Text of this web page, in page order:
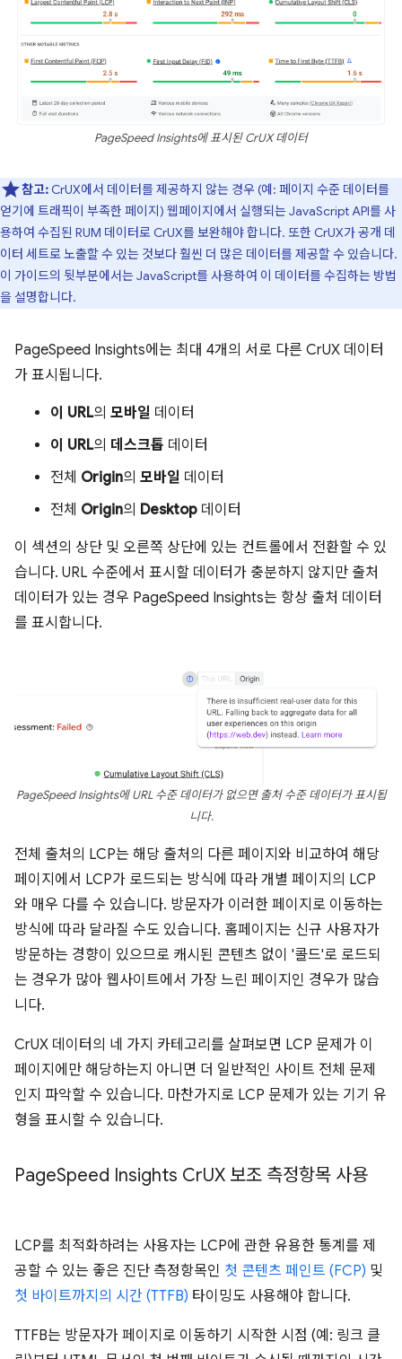
PageSpeed Insights에 표시된 CrUX 데이터
참고: CrUX에서 데이터를 제공하지 않는 경우 (예: 페이지 수준 데이터를
얻기에 트래픽이 부족한 페이지) 웹페이지에서 실행되는 JavaScript API를 사
용하여 수집된 RUM 데이터로 CrUX를 보완해야 합니다. 또한 CrUX가 공개 데
이터 세트로 노출할 수 있는 것보다 훨씬 더 많은 데이터를 제공할 수 있습니다.
이 가이드의 뒷부분에서는 JavaScript를 사용하여 이 데이터를 수집하는 방법
을 설명합니다.
PageSpeed Insights에는 최대 4개의 서로 다른 CrUX 데이터
가 표시됩니다.
이 URL의 모바일 데이터
이 URL의 데스크톱 데이터
전체 Origin의 모바일 데이터
전체 Origin의 Desktop 데이터
이 섹션의 상단 및 오른쪽 상단에 있는 컨트롤에서 전환할 수 있
습니다. URL 수준에서 표시할 데이터가 충분하지 않지만 출처
데이터가 있는 경우 PageSpeed Insights는 항상 출처 데이터
를 표시합니다.
PageSpeed Insights에 URL 수준 데이터가 없으면 출처 수준 데이터가 표시됩
니다.
전체 출처의 LCP는 해당 출처의 다른 페이지와 비교하여 해당
페이지에서 LCP가 로드되는 방식에 따라 개별 페이지의 LCP
와 매우 다를 수 있습니다. 방문자가 이러한 페이지로 이동하는
방식에 따라 달라질 수도 있습니다. 홈페이지는 신규 사용자가
방문하는 경향이 있으므로 캐시된 콘텐츠 없이 '콜드'로 로드되
는 경우가 많아 웹사이트에서 가장 느린 페이지인 경우가 많습
니다.
CrUX 데이터의 네 가지 카테고리를 살펴보면 LCP 문제가 이
페이지에만 해당하는지 아니면 더 일반적인 사이트 전체 문제
인지 파악할 수 있습니다. 마찬가지로 LCP 문제가 있는 기기 유
형을 표시할 수 있습니다.
PageSpeed Insights CrUX 보조 측정항목 사용
LCP를 최적화하려는 사용자는 LCP에 관한 유용한 통계를 제
공할 수 있는 좋은 진단 측정항목인 첫 콘텐츠 페인트 (FCP) 및
첫 바이트까지의 시간 (TTFB) 타이밍도 사용해야 합니다.
TTFB는 방문자가 페이지로 이동하기 시작한 시점 (예: 링크 클